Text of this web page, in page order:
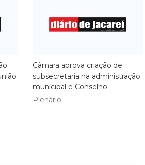
Câmara aprova criação de
subsecretaria na administração
municipal e Conselho
Plenário